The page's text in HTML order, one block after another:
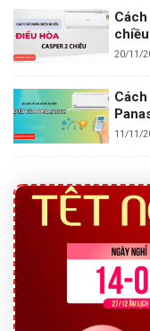
chiều
20/11/
11/11/